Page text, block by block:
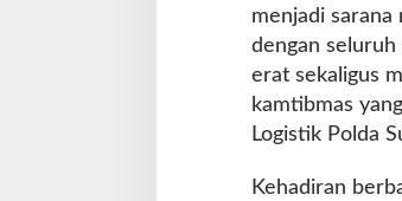
menjadi sarana
dengan seluruh
erat sekaligus
kamtibmas
Logistik Polda
Kehadiran